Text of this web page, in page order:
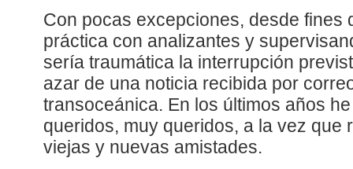
Con pocas excepciones, desde fines
práctica con analizantes y
sería traumática la interrupción
azar de una noticia recibida por
transoceánica. En los últimos años
queridos, muy queridos, a la vez que
viejas y nuevas amistades.